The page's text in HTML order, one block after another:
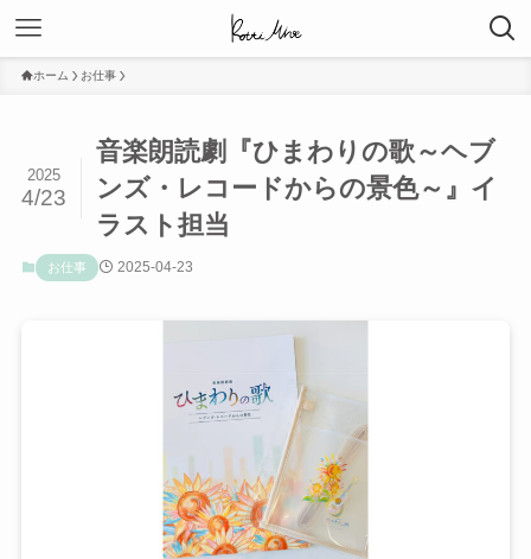
ホーム お仕事
音楽朗読劇『ひまわりの歌～ヘブ
ンズ・レコードからの景色～』イ
ラスト担当
2025
4/23
お仕事 2025-04-23